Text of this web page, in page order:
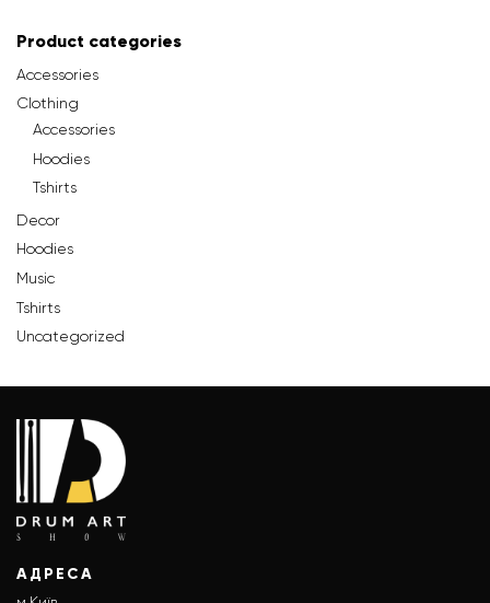
Product categories
Accessories
Clothing
Accessories
Hoodies
Tshirts
Decor
Hoodies
Music
Tshirts
Uncategorized
АДРЕСА